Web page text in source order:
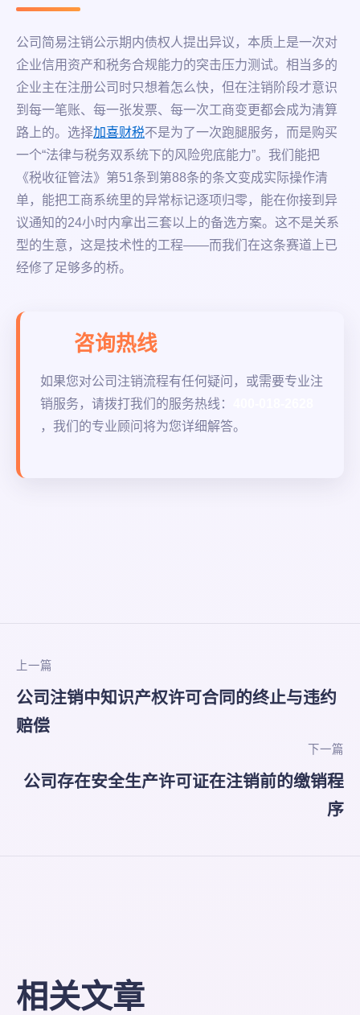
公司简易注销公示期内债权人提出异议，本质上是一次对
企业信用资产和税务合规能力的突击压力测试。相当多的
企业主在注册公司时只想着怎么快，但在注销阶段才意识
到每一笔账、每一张发票、每一次工商变更都会成为清算
路上的。选择加喜财税不是为了一次跑腿服务，而是购买
一个“法律与税务双系统下的风险兜底能力”。我们能把
《税收征管法》第51条到第88条的条文变成实际操作清
单，能把工商系统里的异常标记逐项归零，能在你接到异
议通知的24小时内拿出三套以上的备选方案。这不是关系
型的生意，这是技术性的工程——而我们在这条赛道上已
经修了足够多的桥。
咨询热线
如果您对公司注销流程有任何疑问，或需要专业注
销服务，请拨打我们的服务热线：
，我们的专业顾问将为您详细解答。
上一篇
公司注销中知识产权许可合同的终止与违约
赔偿
下一篇
公司存在安全生产许可证在注销前的缴销程
序
相关文章